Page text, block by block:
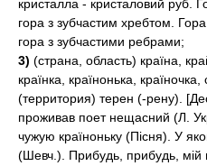
кристалла - кристаловий руб.
гора з зубчастим хребтом.
гора з зубчастими ребрами;
3) (страна, область) країна,
країнка, країнонька,
(территория) терен (-рену).
проживав поет нещасний (Л.
чужую країноньку (Пісня). У
(Шевч.). Прибудь, прибудь, мій